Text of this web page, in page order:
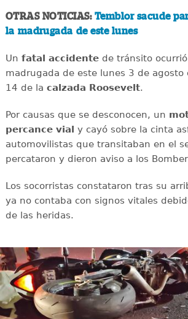
OTRAS NOTICIAS: Temblor sacude
la madrugada de este lunes
Un fatal accidentede tránsito
madrugada de este lunes 3 de agosto
14 de la calzada Roosevelt.
Por causas que se desconocen, un
percance vial y cayó sobre la cinta
automovilistas que transitaban en el
percataron y dieron aviso a los
Los socorristas constataron tras su
ya no contaba con signos vitales
de las heridas.